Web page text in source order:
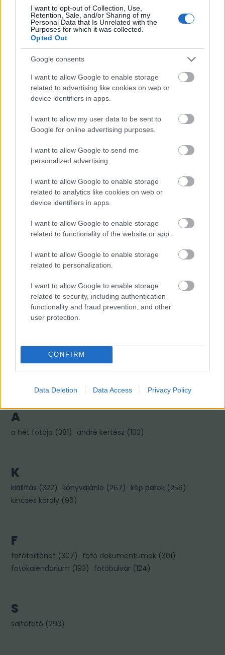
I want to opt-out of Collection, Use,
Retention, Sale, and/or Sharing of my
Personal Data that Is Unrelated with the
Purposes for which it was collected.
Opted Out
Google consents
I want to allow Google to enable storage
related to advertising like cookies on web or
device identifiers in apps.
I want to allow my user data to be sent to
Google for online advertising purposes.
I want to allow Google to send me
personalized advertising.
I want to allow Google to enable storage
related to analytics like cookies on web or
device identifiers in apps.
I want to allow Google to enable storage
related to functionality of the website or app.
I want to allow Google to enable storage
related to personalization.
I want to allow Google to enable storage
related to security, including authentication
functionality and fraud prevention, and other
user protection.
CONFIRM
Data Deletion Data Access Privacy Policy
YouTubeon
PUNKT
Nincs megjeleníthető elem
Fotográfusok és témák
mai manó ház hírek (718) magnum photos (
magyar fotográfiai múzeum
A
a hét fotója (381) andré kertész (103)
K
kiállítás (322) könyvajánló (267) kép párok (256)
kincses károly (96)
F
fotótörténet (307) fotó dokumentumok (301)
fotókalendárium (193) fotóbulvár (124)
S
sajtófotó (293)